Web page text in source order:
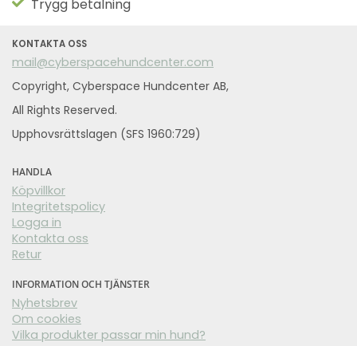
Trygg betalning
KONTAKTA OSS
mail@cyberspacehundcenter.com
Copyright, Cyberspace Hundcenter AB,
All Rights Reserved.
Upphovsrättslagen (SFS 1960:729)
HANDLA
Köpvillkor
Integritetspolicy
Logga in
Kontakta oss
Retur
INFORMATION OCH TJÄNSTER
Nyhetsbrev
Om cookies
Vilka produkter passar min hund?